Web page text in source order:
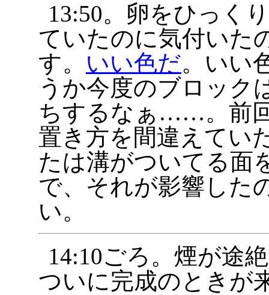
13:50。卵をひっく
ていたのに気付いた
す。 いい色だ。いい
うか今度のブロック
ちするなぁ……。前
置き方を間違えてい
たは溝がついてる面
で、それが影響した
い。
14:10ごろ。煙が途
ついに完成のときが